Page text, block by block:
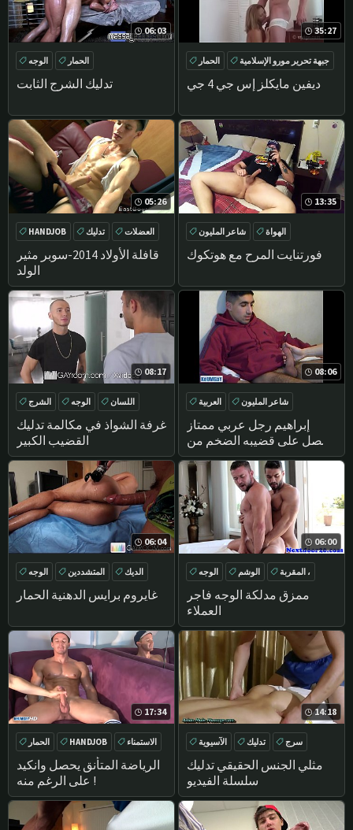
06:03
تدليك الشرج الثابت
الوجه
الحمار
DEEPTHROAT
الحمار كبيرة
35:27
ديفين مايكلز إس جي 4 جي
الحمار
جبهة تحرير مورو الإسلامية
الهواة
تدليك
05:26
قافلة الأولاد 2014-سوبر مثير
الولد
HANDJOB تدليك
العضلات
تقطيعه
13:35
فورتنايت المرح مع هوتكوك
شاعر المليون
الهواة
الاستمناء
منفردا
08:17
غرفة الشواذ في مكالمة تدليك
القضيب الكبير
الشرج الوجه
اللسان
تدليك
08:06
إبراهيم رجل عربي ممتاز
يحصل على قضيبه الضخم من
قبل رجل !
العربية
شاعر المليون
الاستمناء
تدليك
06:04
غايروم برايس الدهنية الحمار
الوجه المتشددين
الديك
الحمار كبيرة
06:00
ممزق مدلكة الوجه فاجر
العملاء
الوجه الوشم
المقربة ،
تدليك
17:34
الرياضة المتأنق يحصل وانكيد
على الرغم منه !
الحمار HANDJOB
الاستمناء
تدليك
14:18
مثلي الجنس الحقيقي تدليك
سلسلة الفيديو
الآسيوية تدليك
سرج
الديك